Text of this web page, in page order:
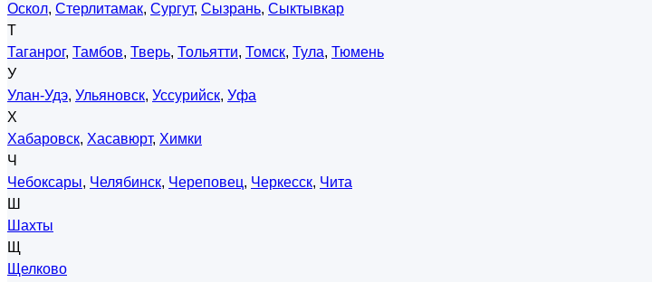
Оскол, Стерлитамак, Сургут, Сызрань, Сыктывкар
Т
Таганрог, Тамбов, Тверь, Тольятти, Томск, Тула, Тюмень
У
Улан-Удэ, Ульяновск, Уссурийск, Уфа
Х
Хабаровск, Хасавюрт, Химки
Ч
Чебоксары, Челябинск, Череповец, Черкесск, Чита
Ш
Шахты
Щ
Щелково